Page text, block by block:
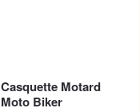
Casquette Motard
Moto Biker